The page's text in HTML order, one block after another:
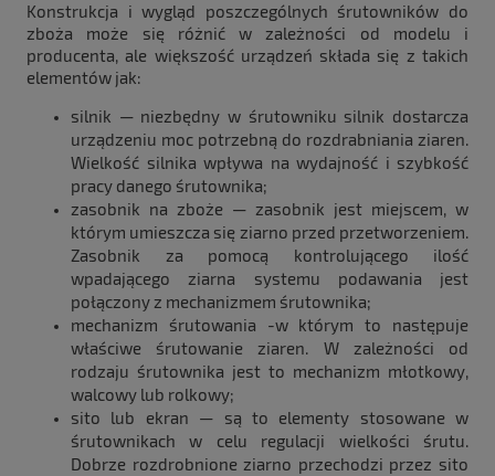
Konstrukcja i wygląd poszczególnych śrutowników do
zboża może się różnić w zależności od modelu i
producenta, ale większość urządzeń składa się z takich
elementów jak:
silnik — niezbędny w śrutowniku silnik dostarcza
urządzeniu moc potrzebną do rozdrabniania ziaren.
Wielkość silnika wpływa na wydajność i szybkość
pracy danego śrutownika;
zasobnik na zboże — zasobnik jest miejscem, w
którym umieszcza się ziarno przed przetworzeniem.
Zasobnik za pomocą kontrolującego ilość
wpadającego ziarna systemu podawania jest
połączony z mechanizmem śrutownika;
mechanizm śrutowania -w którym to następuje
właściwe śrutowanie ziaren. W zależności od
rodzaju śrutownika jest to mechanizm młotkowy,
walcowy lub rolkowy;
sito lub ekran — są to elementy stosowane w
śrutownikach w celu regulacji wielkości śrutu.
Dobrze rozdrobnione ziarno przechodzi przez sito